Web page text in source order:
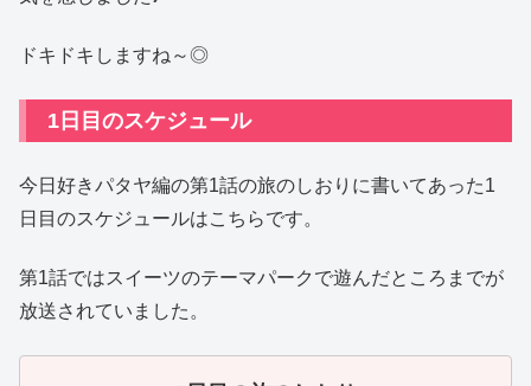
ドキドキしますね～◎
1日目のスケジュール
今日好きパタヤ編の第1話の旅のしおりに書いてあった1
日目のスケジュールはこちらです。
第1話ではスイーツのテーマパークで遊んだところまでが
放送されていました。